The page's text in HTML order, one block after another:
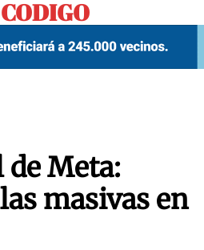
de Meta:
masivas en